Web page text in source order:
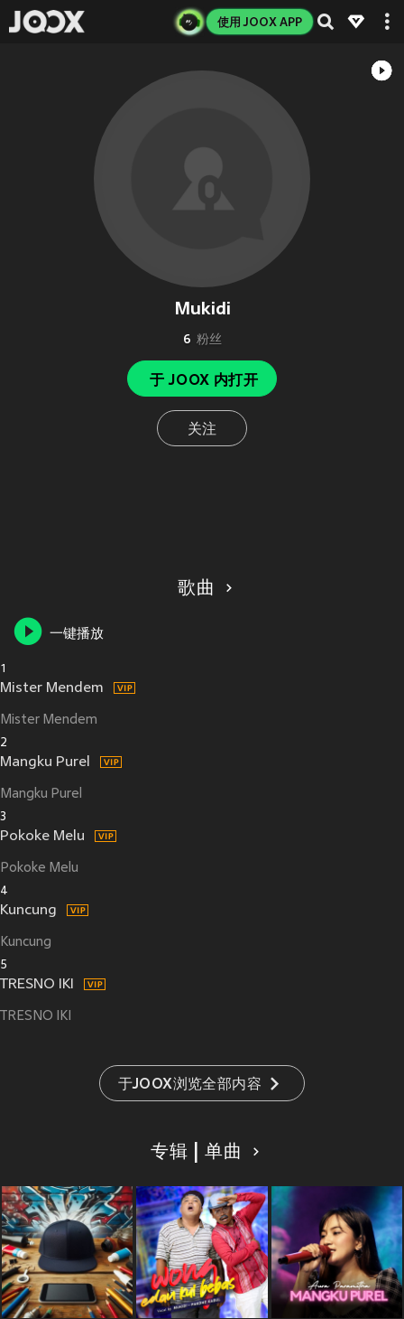
使用 JOOX APP
Mukidi
6 粉丝
于 JOOX 内打开
关注
歌曲
一键播放
1
Mister Mendem
Mister Mendem
2
Mangku Purel
Mangku Purel
3
Pokoke Melu
Pokoke Melu
4
Kuncung
Kuncung
5
TRESNO IKI
TRESNO IKI
于JOOX浏览全部内容
专辑 | 单曲